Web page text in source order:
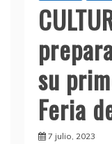
su
Feria
7 julio, 2023